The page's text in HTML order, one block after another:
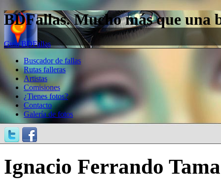
BDFallas. Mucho más que una
Guía BDFallas
Buscador de fallas
Rutas falleras
Artistas
Comisiones
¿Tienes fotos?
Contacto
Galería de fotos
Ignacio Ferrando